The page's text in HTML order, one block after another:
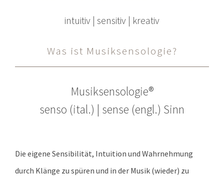
intuitiv | sensitiv | kreativ
Was ist Musiksensologie?
Musiksensologie®
senso (ital.) | sense (engl.) Sinn
Die eigene Sensibilität, Intuition und Wahrnehmung
durch Klänge zu spüren und in der Musik (wieder) zu